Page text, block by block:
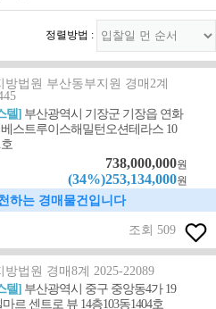
정렬방법 :
방법원 부산동부지원 경매2계
텔] 부산광역시 기장군 기장읍 연화
베스트루이스해밀턴오션테라스 10
738,000,000원
(34%)253,134,000원
하는 경매물건입니다
조회 509
방법원 경매8계 2025-22089
텔] 부산광역시 중구 중앙동4가 19
르 센트로 뷰 14층103동1404호